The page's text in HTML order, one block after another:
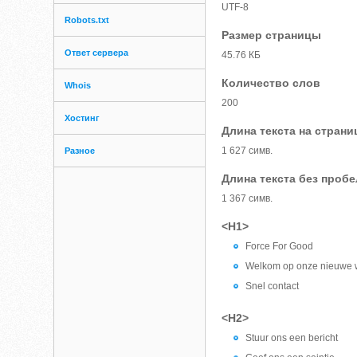
Robots.txt
Ответ сервера
Whois
Хостинг
Разное
UTF-8
Размер страницы
45.76 КБ
Количество слов
200
Длина текста на
1 627 симв.
Длина текста без
1 367 симв.
<H1>
Force For Good
Welkom op onze nieuwe
Snel contact
<H2>
Stuur ons een bericht